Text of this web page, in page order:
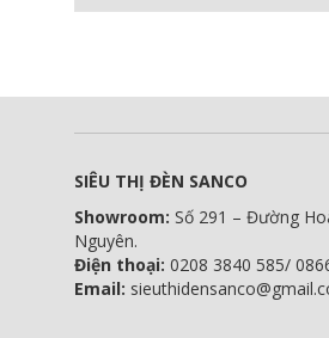
SIÊU THỊ ĐÈN SANCO
Showroom: Số 291 – Đường
Nguyên.
Điện thoại: 0208 3840 585/
Email: